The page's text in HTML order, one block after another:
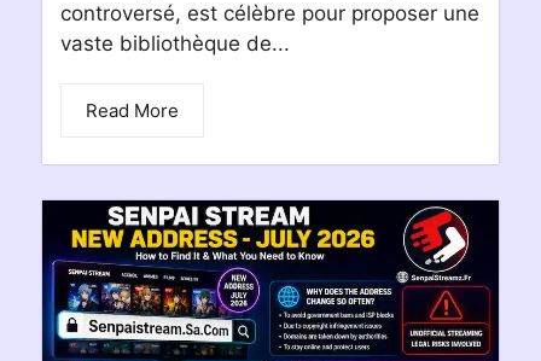
controversé, est célèbre pour proposer une
vaste bibliothèque de...
Read More